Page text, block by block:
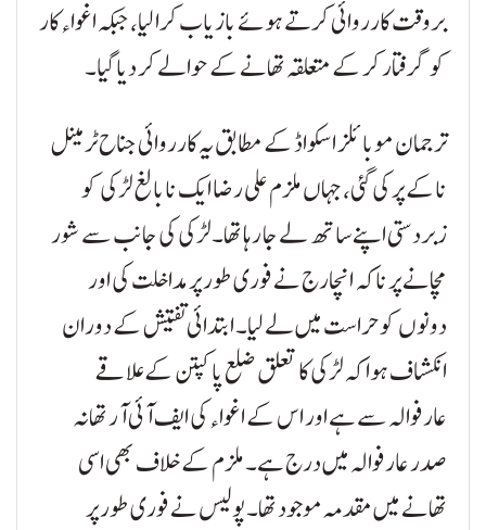
بروقت کارروائی کرتے ہوئے بازیاب کرا لیا، جبکہ اغواء کار
کو گرفتار کر کے متعلقہ تھانے کے حوالے کر دیا گیا۔
ترجمان موبائلز اسکواڈ کے مطابق یہ کارروائی جناح ٹرمینل
ناکے پر کی گئی، جہاں ملزم علی رضا ایک نابالغ لڑکی کو
زبردستی اپنے ساتھ لے جا رہا تھا۔ لڑکی کی جانب سے شور
مچانے پر ناکہ انچارج نے فوری طور پر مداخلت کی اور
دونوں کو حراست میں لے لیا۔ ابتدائی تفتیش کے دوران
انکشاف ہوا کہ لڑکی کا تعلق ضلع پاکپتن کے علاقے
عارفوالہ سے ہے اور اس کے اغواء کی ایف آئی آر تھانہ
صدر عارفوالہ میں درج ہے۔ ملزم کے خلاف بھی اسی
تھانے میں مقدمہ موجود تھا۔ پولیس نے فوری طور پر